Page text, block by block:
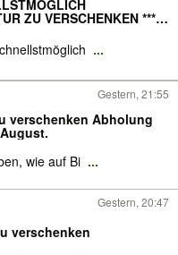
***
...
Gestern, 21:55
verschenken Abholung
wie auf Bi ...
Gestern, 20:47
verschenken